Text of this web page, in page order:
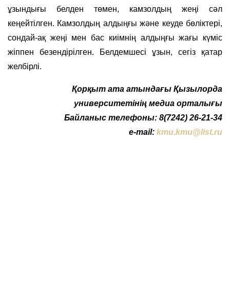
ұзындығы белден төмен, камзолдың жеңі сәл
кеңейтілген. Камзолдың алдыңғы және кеуде бөліктері,
сондай-ақ жеңі мен бас киімнің алдыңғы жағы күміс
жіппен безендірілген. Белдемшесі ұзын, сегіз қатар
желбірлі.
Қорқыт ата атындағы Қызылорда
университетінің медиа орталығы
Байланыс телефоны: 8(7242) 26-21-34
e-mail: kmu.kmu@list.ru